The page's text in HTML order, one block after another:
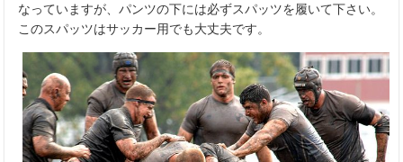
なっていますが、パンツの下には必ずスパッツを履いて下さい。
このスパッツはサッカー用でも大丈夫です。